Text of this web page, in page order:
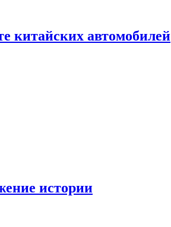
китайских автомобилей
истории